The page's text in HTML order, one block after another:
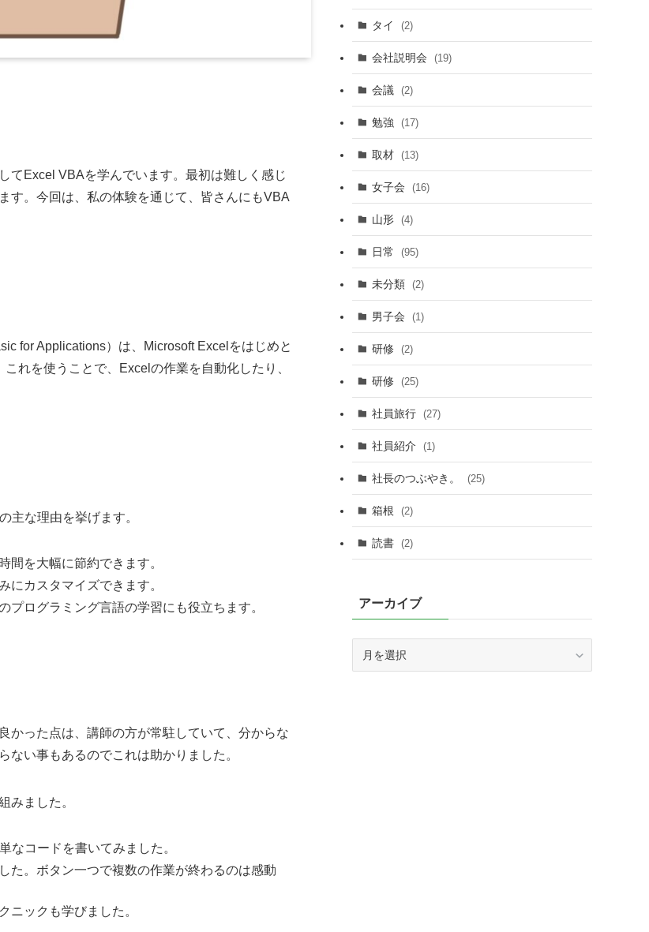
てExcel VBAを学んでいます。最初は難しく感じ
す。今回は、私の体験を通じて、皆さんにもVBA
for Applications）は、Microsoft Excelをはじめと
れを使うことで、Excelの作業を自動化したり、
主な理由を挙げます。
間を大幅に節約できます。
にカスタマイズできます。
プログラミング言語の学習にも役立ちます。
かった点は、講師の方が常駐していて、分からな
い事もあるのでこれは助かりました。
みました。
なコードを書いてみました。
た。ボタン一つで複数の作業が終わるのは感動
ニックも学びました。
タイ (2)
会社説明会 (19)
会議 (2)
勉強 (17)
取材 (13)
女子会 (16)
山形 (4)
日常 (95)
未分類 (2)
男子会 (1)
研修 (2)
研修 (25)
社員旅行 (27)
社員紹介 (1)
社長のつぶやき。 (25)
箱根 (2)
読書 (2)
アーカイブ